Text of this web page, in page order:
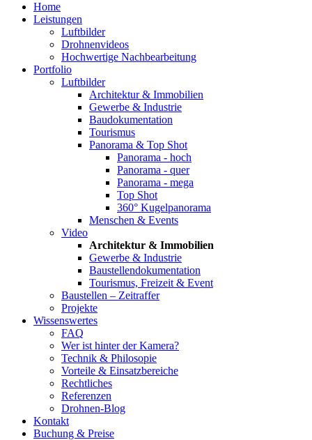
Home
Leistungen
Luftbilder
Drohnenvideos
Hochwertige Nachbearbeitung
Portfolio
Luftbilder
Architektur & Immobilien
Gewerbe & Industrie
Baudokumentation
Tourismus
Panorama & Top Shot
Panorama - hoch
Panorama - quer
Panorama - mega
Top Shot
360° Kugelpanorama
Menschen & Events
Video
Architektur & Immobilien
Gewerbe & Industrie
Baustellendokumentation
Tourismus, Freizeit & Event
Baustellen – Zeitraffer
Projekte
Wissenswertes
FAQ
Wer ist hinter der Kamera?
Technik & Philosopie
Vorteile & Einsatzbereiche
Rechtliches
Referenzen
Drohnen-Blog
Kontakt
Buchung & Preise